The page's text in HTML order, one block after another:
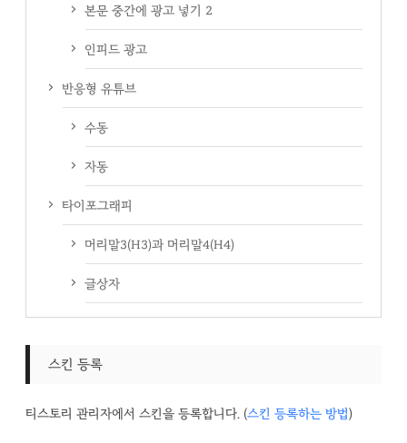
본문 중간에 광고 넣기 2
인피드 광고
반응형 유튜브
수동
자동
타이포그래피
머리말3(H3)과 머리말4(H4)
글상자
스킨 등록
티스토리 관리자에서 스킨을 등록합니다. (스킨 등록하는 방법)